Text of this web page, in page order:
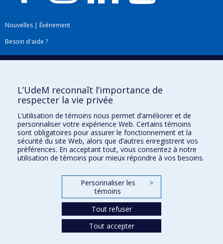
Nouvelles | Événement
Besoin d'aide ?
Plan du site|Accessibilité
Téléchargez les logos de l'ESPUM
L’UdeM reconnaît l’importance de
respecter la vie privée
L’utilisation de témoins nous permet d’améliorer et de
personnaliser votre expérience Web. Certains témoins
sont obligatoires pour assurer le fonctionnement et la
sécurité du site Web, alors que d’autres enregistrent vos
préférences. En acceptant tout, vous consentez à notre
utilisation de témoins pour mieux répondre à vos besoins.
Personnaliser les
témoins
>
Tout refuser
Tout accepter